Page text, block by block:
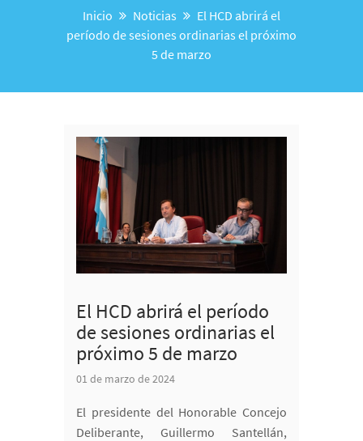
Inicio Noticias
El HCD abrirá el
período de sesiones ordinarias el próximo
5 de marzo
El HCD abrirá el período
de sesiones ordinarias el
próximo 5 de marzo
01 de marzo de 2024
El presidente del Honorable Concejo
Deliberante, Guillermo Santellán,